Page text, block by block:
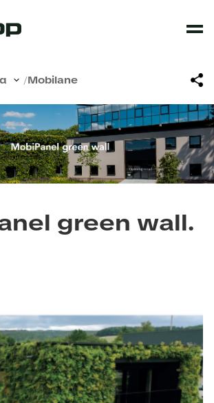
/Mobilane
green wall